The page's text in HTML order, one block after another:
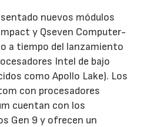
nuevos módulos
y Qseven Computer-
a tiempo del lanzamiento
Intel de bajo
como Apollo Lake). Los
con procesadores
cuentan con los
Gen 9 y ofrecen un